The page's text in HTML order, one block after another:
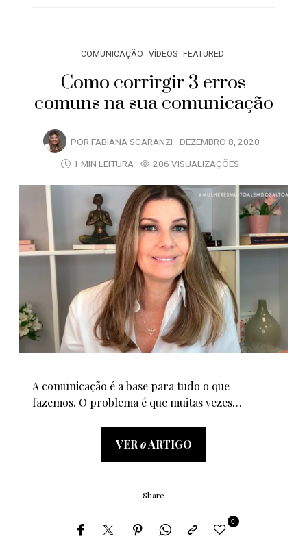
COMUNICAÇÃO VÍDEOS FEATURED
Como corrirgir 3 erros
comuns na sua comunicação
POR FABIANA SCARANZI DEZEMBRO 8, 2020
1 MIN LEITURA
206 VISUALIZAÇÕES
A comunicação é a base para tudo o que
fazemos. O problema é que muitas vezes…
VERoARTIGO
Share
0